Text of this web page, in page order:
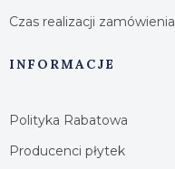
Czas realizacji zamówienia
INFORMACJE
Polityka Rabatowa
Producenci płytek